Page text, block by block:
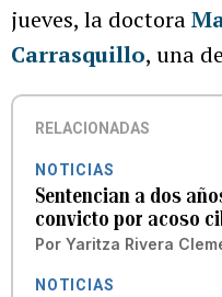
jueves, la doctora
Carrasquillo, una
RELACIONADAS
NOTICIAS
Sentencian a dos
convicto por acoso
Por Yaritza Rivera
NOTICIAS